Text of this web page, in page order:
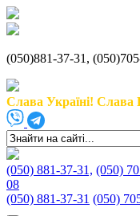
(050)881-37-31,
Слава Україні!
(050) 881-37-31, (050)
08
(050) 881-37-31 (050)